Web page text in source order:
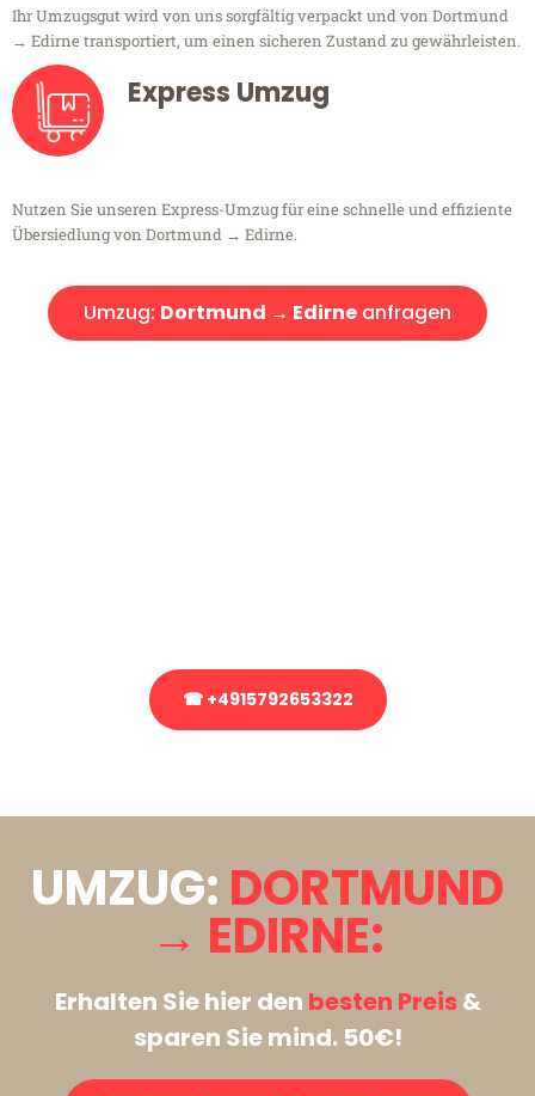
Ihr Umzugsgut wird von uns sorgfältig verpackt und von Dortmund
→ Edirne transportiert, um einen sicheren Zustand zu gewährleisten.
Express Umzug
Nutzen Sie unseren Express-Umzug für eine schnelle und effiziente
Übersiedlung von Dortmund → Edirne.
Umzug: Dortmund → Edirne anfragen
☎ +4915792653322
UMZUG: DORTMUND
→ EDIRNE:
Erhalten Sie hier den besten Preis&
sparen Sie mind. 50€!